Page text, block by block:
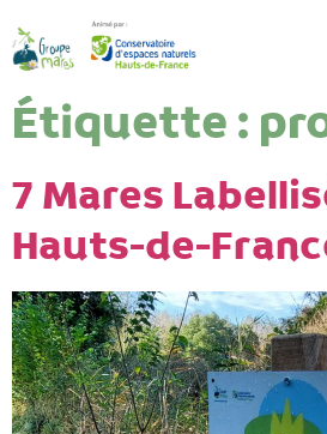
Étiquette :
7 Mares
Hauts-de-